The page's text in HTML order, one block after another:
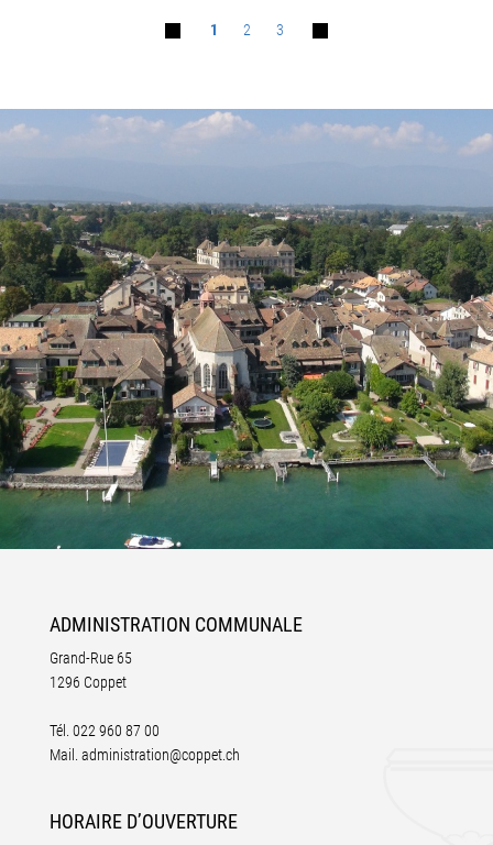
1 2 3
Fusszeile
ADMINISTRATION COMMUNALE
Grand-Rue 65
1296 Coppet
Tél. 022 960 87 00
Mail. administration@coppet.ch
HORAIRE D’OUVERTURE